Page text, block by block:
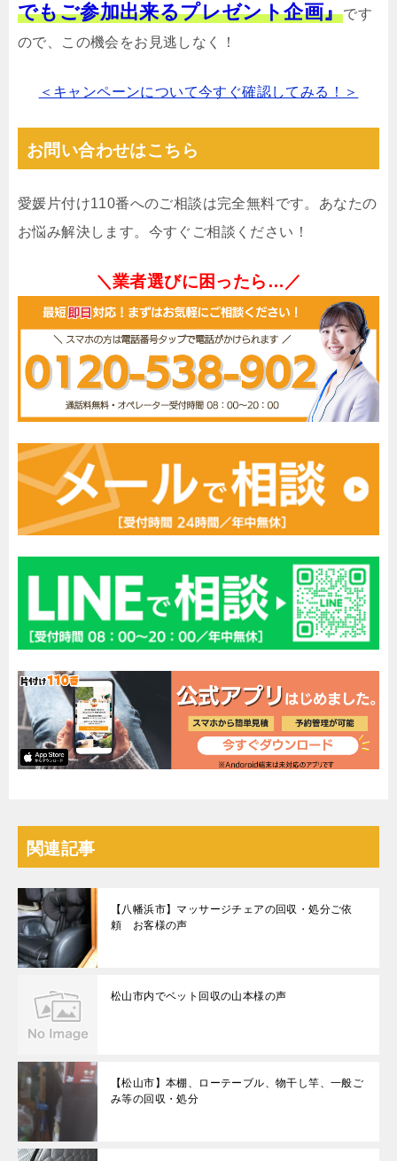
でもご参加出来るプレゼント企画』です
ので、この機会をお見逃しなく！
＜キャンペーンについて今すぐ確認してみる！＞
お問い合わせはこちら
愛媛片付け110番へのご相談は完全無料です。あなたの
お悩み解決します。今すぐご相談ください！
＼業者選びに困ったら…／
関連記事
【八幡浜市】マッサージチェアの回収・処分ご依
頼 お客様の声
松山市内でベット回収の山本様の声
【松山市】本棚、ローテーブル、物干し竿、一般ご
み等の回収・処分